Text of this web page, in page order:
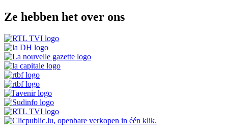
Ze hebben het over ons